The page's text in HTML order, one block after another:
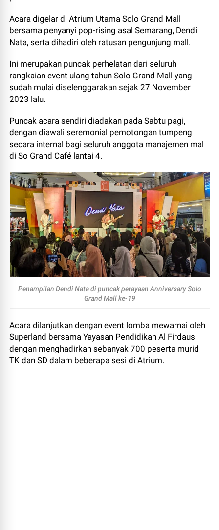
Acara digelar di Atrium Utama Solo Grand Mall
bersama penyanyi pop-rising asal Semarang, Dendi
Nata, serta dihadiri oleh ratusan pengunjung mall.
Ini merupakan puncak perhelatan dari seluruh
rangkaian event ulang tahun Solo Grand Mall yang
sudah mulai diselenggarakan sejak 27 November
2023 lalu.
Puncak acara sendiri diadakan pada Sabtu pagi,
dengan diawali seremonial pemotongan tumpeng
secara internal bagi seluruh anggota manajemen mal
di So Grand Café lantai 4.
Penampilan Dendi Nata di puncak perayaan Anniversary Solo
Grand Mall ke-19
Acara dilanjutkan dengan event lomba mewarnai oleh
Superland bersama Yayasan Pendidikan Al Firdaus
dengan menghadirkan sebanyak 700 peserta murid
TK dan SD dalam beberapa sesi di Atrium.